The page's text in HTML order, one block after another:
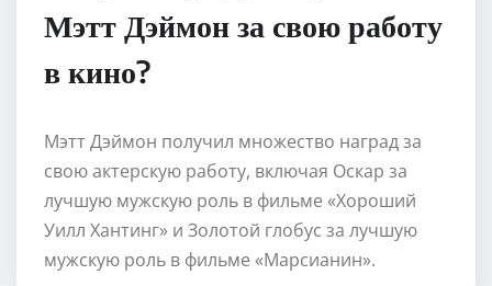
Мэтт Дэймон за свою работу
в кино?
Мэтт Дэймон получил множество наград за
свою актерскую работу, включая Оскар за
лучшую мужскую роль в фильме «Хороший
Уилл Хантинг» и Золотой глобус за лучшую
мужскую роль в фильме «Марсианин».